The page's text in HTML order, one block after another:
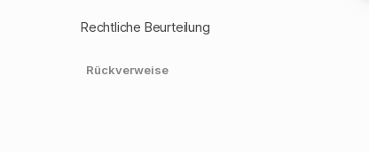
Rechtliche Beurteilung
Rückverweise